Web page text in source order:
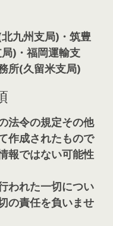
九州支局)・筑豊
)・福岡運輸支
所(久留米支局)
法令の規定その他
作成されたもので
報ではない可能性
われた一切につい
の責任を負いませ